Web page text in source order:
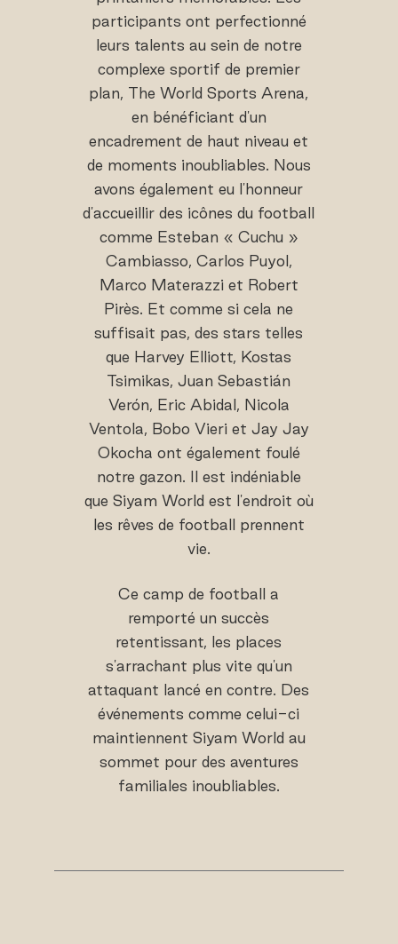
participants ont perfectionné
leurs talents au sein de notre
complexe sportif de premier
plan, The World Sports Arena,
en bénéficiant d'un
encadrement de haut niveau et
de moments inoubliables. Nous
avons également eu l'honneur
d'accueillir des icônes du football
comme Esteban « Cuchu »
Cambiasso, Carlos Puyol,
Marco Materazzi et Robert
Pirès. Et comme si cela ne
suffisait pas, des stars telles
que Harvey Elliott, Kostas
Tsimikas, Juan Sebastián
Verón, Eric Abidal, Nicola
Ventola, Bobo Vieri et Jay Jay
Okocha ont également foulé
notre gazon. Il est indéniable
que Siyam World est l'endroit où
les rêves de football prennent
vie.
Ce camp de football a
remporté un succès
retentissant, les places
s'arrachant plus vite qu'un
attaquant lancé en contre. Des
événements comme celui-ci
maintiennent Siyam World au
sommet pour des aventures
familiales inoubliables.